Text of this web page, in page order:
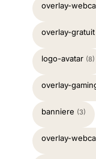
overlay-
overlay-gratuit
logo-avatar (8)
overlay-
banniere (3)
overlay-